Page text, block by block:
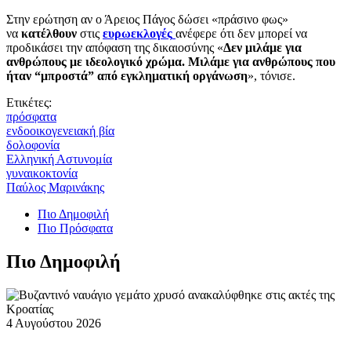
Στην ερώτηση αν ο Άρειος Πάγος δώσει «πράσινο φως»
να κατέλθουν στις ευρωεκλογές ανέφερε ότι δεν μπορεί να
προδικάσει την απόφαση της δικαιοσύνης «Δεν μιλάμε για
ανθρώπους με ιδεολογικό χρώμα. Μιλάμε για ανθρώπους που
ήταν “μπροστά” από εγκληματική οργάνωση», τόνισε.
Ετικέτες:
πρόσφατα
ενδοοικογενειακή βία
δολοφονία
Ελληνική Αστυνομία
γυναικοκτονία
Παύλος Μαρινάκης
Πιο Δημοφιλή
Πιο Πρόσφατα
Πιο Δημοφιλή
4 Αυγούστου 2026